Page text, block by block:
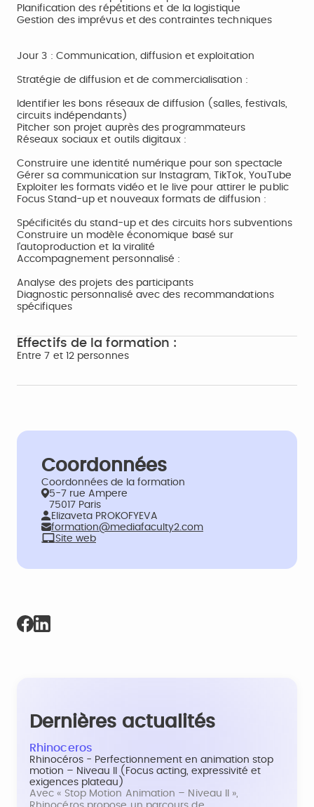
Planification des répétitions et de la logistique
Gestion des imprévus et des contraintes techniques
Jour 3 : Communication, diffusion et exploitation
Stratégie de diffusion et de commercialisation :
Identifier les bons réseaux de diffusion (salles, festivals,
circuits indépendants)
Pitcher son projet auprès des programmateurs
Réseaux sociaux et outils digitaux :
Construire une identité numérique pour son spectacle
Gérer sa communication sur Instagram, TikTok, YouTube
Exploiter les formats vidéo et le live pour attirer le public
Focus Stand-up et nouveaux formats de diffusion :
Spécificités du stand-up et des circuits hors subventions
Construire un modèle économique basé sur
l'autoproduction et la viralité
Accompagnement personnalisé :
Analyse des projets des participants
Diagnostic personnalisé avec des recommandations
spécifiques
Effectifs de la formation :
Entre 7 et 12 personnes
Coordonnées
Coordonnées de la formation
5-7 rue Ampere
75017 Paris
Elizaveta PROKOFYEVA
formation@mediafaculty2.com
Site web
Dernières actualités
Rhinoceros
Rhinocéros - Perfectionnement en animation stop
motion – Niveau II (Focus acting, expressivité et
exigences plateau)
Avec « Stop Motion Animation – Niveau II »,